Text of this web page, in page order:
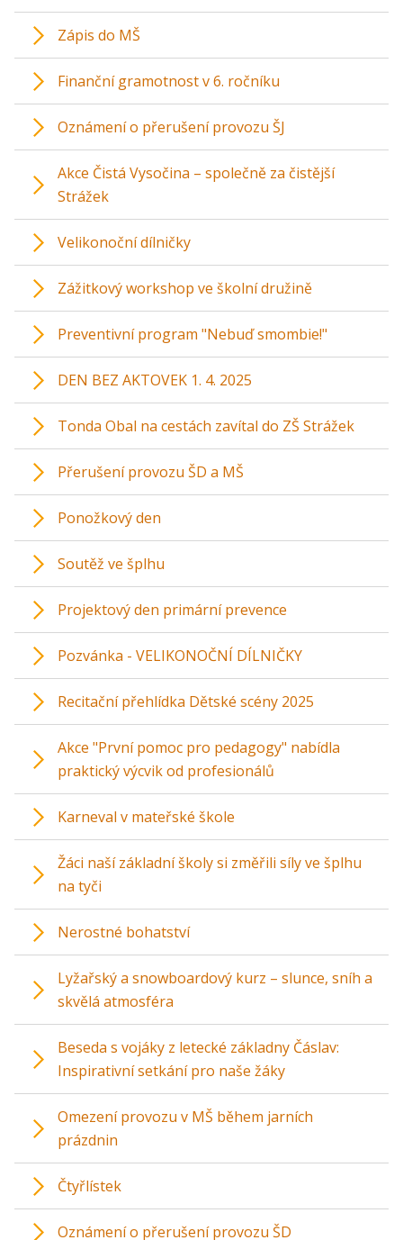
Zápis do MŠ
Finanční gramotnost v 6. ročníku
Oznámení o přerušení provozu ŠJ
Akce Čistá Vysočina – společně za čistější
Strážek
Velikonoční dílničky
Zážitkový workshop ve školní družině
Preventivní program "Nebuď smombie!"
DEN BEZ AKTOVEK 1. 4. 2025
Tonda Obal na cestách zavítal do ZŠ Strážek
Přerušení provozu ŠD a MŠ
Ponožkový den
Soutěž ve šplhu
Projektový den primární prevence
Pozvánka - VELIKONOČNÍ DÍLNIČKY
Recitační přehlídka Dětské scény 2025
Akce "První pomoc pro pedagogy" nabídla
praktický výcvik od profesionálů
Karneval v mateřské škole
Žáci naší základní školy si změřili síly ve šplhu
na tyči
Nerostné bohatství
Lyžařský a snowboardový kurz – slunce, sníh a
skvělá atmosféra
Beseda s vojáky z letecké základny Čáslav:
Inspirativní setkání pro naše žáky
Omezení provozu v MŠ během jarních
prázdnin
Čtyřlístek
Oznámení o přerušení provozu ŠD